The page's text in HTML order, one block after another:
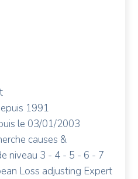
1991
le 03/01/2003
causes &
niveau 3 - 4 - 5 - 6 - 7
Loss adjusting Expert